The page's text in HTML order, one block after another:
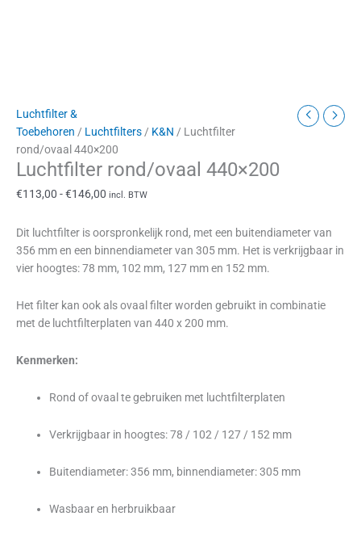
Luchtfilter &
Toebehoren / Luchtfilters/ K&N / Luchtfilter
rond/ovaal 440×200
Luchtfilter rond/ovaal 440×200
€113,00 -€146,00 incl. BTW
Dit luchtfilter is oorspronkelijk rond, met een buitendiameter van
356 mm en een binnendiameter van 305 mm. Het is verkrijgbaar in
vier hoogtes: 78 mm, 102 mm, 127 mm en 152 mm.
Het filter kan ook als ovaal filter worden gebruikt in combinatie
met de luchtfilterplaten van 440 x 200 mm.
Kenmerken:
Rond of ovaal te gebruiken met luchtfilterplaten
Verkrijgbaar in hoogtes: 78 / 102 / 127 / 152 mm
Buitendiameter: 356 mm, binnendiameter: 305 mm
Wasbaar en herbruikbaar